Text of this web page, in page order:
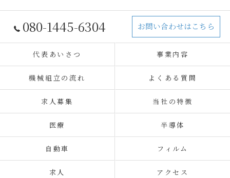
080-1445-6304 お問い合わせはこちら
代表あいさつ 事業内容
機械組立の流れ よくある質問
求人募集 当社の特徴
医療 半導体
自動車 フィルム
求人 アクセス